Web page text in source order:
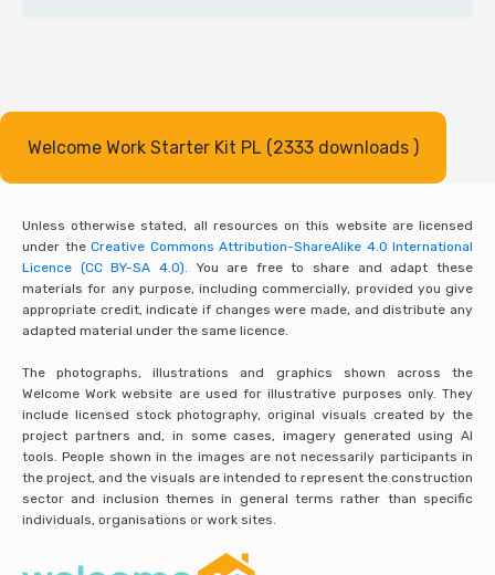
Welcome Work Starter Kit PL (2333 downloads )
Unless otherwise stated, all resources on this website are licensed
under the Creative Commons Attribution-ShareAlike 4.0 International
Licence (CC BY-SA 4.0). You are free to share and adapt these
materials for any purpose, including commercially, provided you give
appropriate credit, indicate if changes were made, and distribute any
adapted material under the same licence.
The photographs, illustrations and graphics shown across the
Welcome Work website are used for illustrative purposes only. They
include licensed stock photography, original visuals created by the
project partners and, in some cases, imagery generated using AI
tools. People shown in the images are not necessarily participants in
the project, and the visuals are intended to represent the construction
sector and inclusion themes in general terms rather than specific
individuals, organisations or work sites.